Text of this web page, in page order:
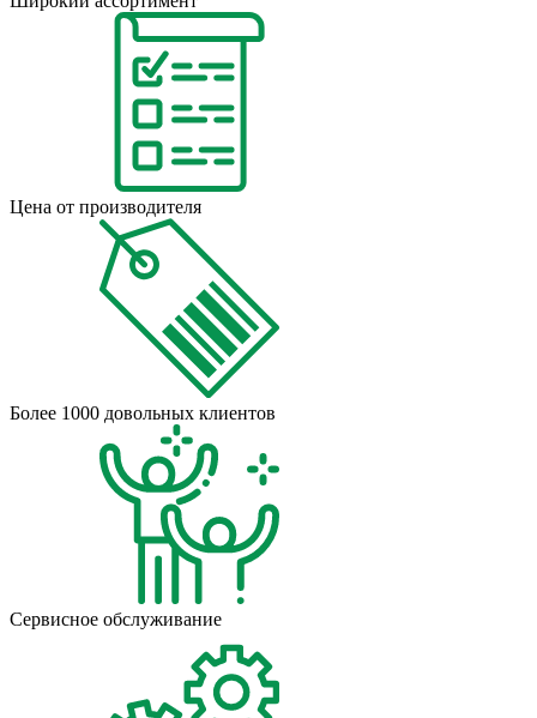
Цена от производителя
Более 1000 довольных клиентов
Сервисное обслуживание